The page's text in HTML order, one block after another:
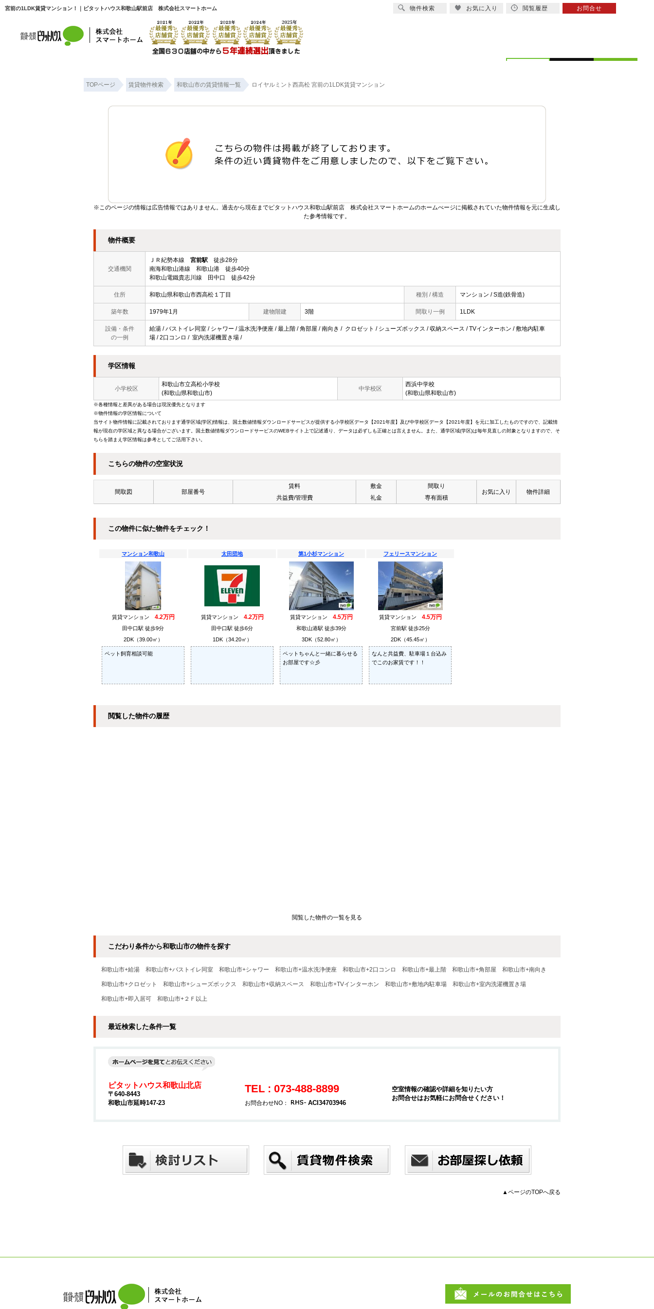
宮前の1LDK賃貸マンション！｜ピタットハウス和歌山駅前店 株式会社スマートホーム
TOPページ 賃貸物件検索 和歌山市の賃貸情報一覧 ロイヤルミント西高松 宮前の1LDK賃貸マンション
※このページの情報は広告情報ではありません。過去から現在までピタットハウス和歌山駅前店 株式会社スマートホームのホームぺージに掲載されていた物件情報を元に生成し
た参考情報です。
物件概要
交通機関
ＪＲ紀勢本線 宮前駅 徒歩28分
南海和歌山港線 和歌山港 徒歩40分
和歌山電鐵貴志川線 田中口 徒歩42分
住所 和歌山県和歌山市西高松１丁目 種別 / 構造 マンション / S造(鉄骨造)
築年数 1979年1月 建物階建 3階 間取り一例 1LDK
設備・条件
の一例
給湯 / バストイレ同室 / シャワー / 温水洗浄便座 / 最上階 / 角部屋 / 南向き / クロゼット / シューズボックス / 収納スペース / TVインターホン / 敷地内駐車
場 / 2口コンロ / 室内洗濯機置き場 /
学区情報
小学校区
和歌山市立高松小学校
(和歌山県和歌山市)
中学校区
西浜中学校
(和歌山県和歌山市)
※各種情報と差異がある場合は現況優先となります
※物件情報の学区情報について
当サイト物件情報に記載されております通学区域(学区)情報は、国土数値情報ダウンロードサービスが提供する小学校区データ【2021年度】及び中学校区データ【2021年度】を元に加工したものですので、記載情
報が現在の学区域と異なる場合がございます。国土数値情報ダウンロードサービスのWEBサイト上で記述通り、データは必ずしも正確とは言えません。また、通学区域(学区)は毎年見直しの対象となりますので、そ
ちらを踏まえ学区情報は参考としてご活用下さい。
こちらの物件の空室状況
間取図 部屋番号
賃料
共益費/管理費
敷金
礼金
間取り
専有面積
お気に入り 物件詳細
この物件に似た物件をチェック！
マンション和歌山
賃貸マンション 4.2万円
田中口駅 徒歩9分
2DK（39.00㎡）
ペット飼育相談可能
太田団地
賃貸マンション 4.2万円
田中口駅 徒歩6分
1DK（34.20㎡）
第1小杉マンション
賃貸マンション 4.5万円
和歌山港駅 徒歩39分
3DK（52.80㎡）
ペットちゃんと一緒に暮らせる
お部屋です☆彡
フェリースマンション
賃貸マンション 4.5万円
宮前駅 徒歩25分
2DK（45.45㎡）
なんと共益費、駐車場１台込み
でこのお家賃です！！
閲覧した物件の履歴
閲覧した物件の一覧を見る
こだわり条件から和歌山市の物件を探す
和歌山市+給湯 和歌山市+バストイレ同室 和歌山市+シャワー 和歌山市+温水洗浄便座 和歌山市+2口コンロ 和歌山市+最上階 和歌山市+角部屋 和歌山市+南向き
和歌山市+クロゼット 和歌山市+シューズボックス 和歌山市+収納スペース 和歌山市+TVインターホン 和歌山市+敷地内駐車場 和歌山市+室内洗濯機置き場
和歌山市+即入居可 和歌山市+２Ｆ以上
最近検索した条件一覧
ピタットハウス和歌山北店
〒640-8443
和歌山市延時147-23
TEL : 073-488-8899
お問合わせNO： ACI34703946
空室情報の確認や詳細を知りたい方
お問合せはお気軽にお問合せください！
▲ページのTOPへ戻る
物件検索 お気に入り 閲覧履歴 お問合せ